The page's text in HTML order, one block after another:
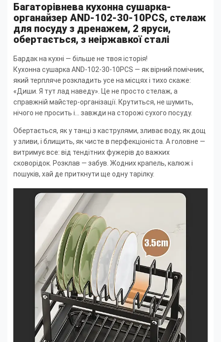
Багаторівнева кухонна сушарка-
органайзер AND-102-30-10PCS, стелаж
для посуду з дренажем, 2 яруси,
обертається, з неіржавкої сталі
Бардак на кухні — більше не твоя історія!
Кухонна сушарка AND-102-30-10PCS — як вірний помічник,
який терпляче розкладить усе на місцях і тихо скаже:
«Диши. Я тут лад наведу». Це не просто стелаж, а
справжній майстер-організації. Крутиться, не шумить,
нічого не просить і... завжди на сторожі сухого посуду.
Обертається, як у танці з каструлями, зливає воду, як дощ
у зливи, і блищить, як чисте в перфекціоніста. А головне —
витримує все: від тендітних фужерів до важких
сковорідок. Розклав — забув. Жодних крапель, калюж і
пошуків, хай де приткнути ще одну тарілку.